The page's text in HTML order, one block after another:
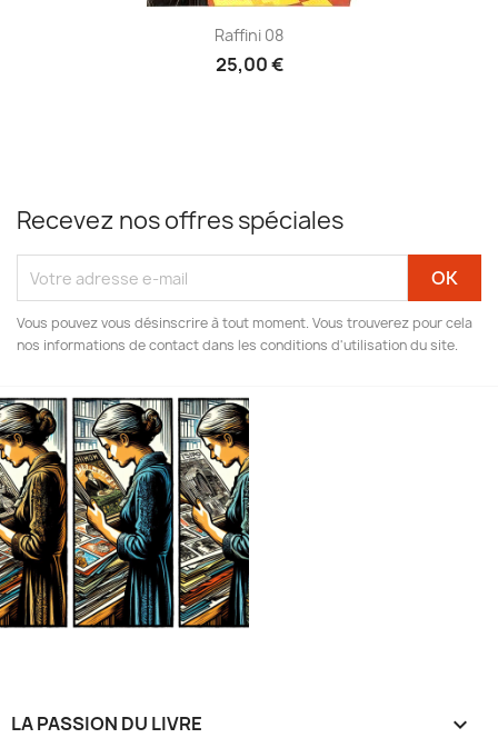
Raffini 08
25,00 €
Recevez nos offres spéciales
Vous pouvez vous désinscrire à tout moment. Vous trouverez pour cela
nos informations de contact dans les conditions d'utilisation du site.
LA PASSION DU LIVRE 